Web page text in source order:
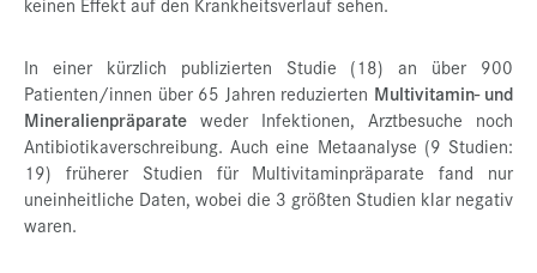
In einer kürzlich publizierten Studie (18) an über 900
Patienten/innen über 65 Jahren reduzierten Multivitamin- und
Mineralienpräparate weder Infektionen, Arztbesuche noch
Antibiotikaverschreibung. Auch eine Metaanalyse (9 Studien:
19) früherer Studien für Multivitaminpräparate fand nur
uneinheitliche Daten, wobei die 3 größten Studien klar negativ
waren.